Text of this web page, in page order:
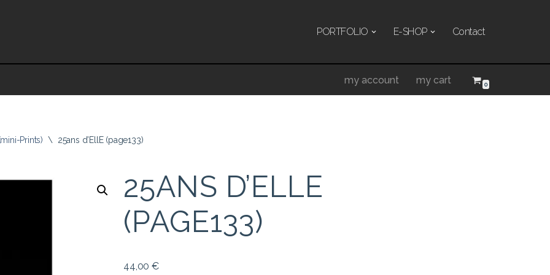
PORTFOLIO E-SHOP Contact
my account my cart 0
Prints) \ 25ans d’EllE (page133)
25ANS D’ELLE
(PAGE133)
44,00 €